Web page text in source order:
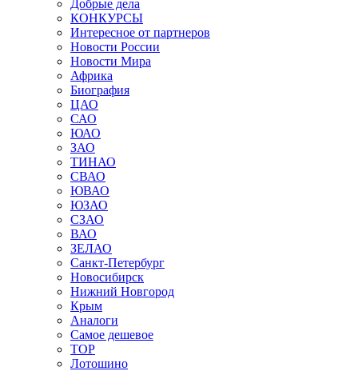
Добрые дела
КОНКУРСЫ
Интересное от партнеров
Новости России
Новости Мира
Африка
Биография
ЦАО
САО
ЮАО
ЗАО
ТИНАО
СВАО
ЮВАО
ЮЗАО
СЗАО
ВАО
ЗЕЛАО
Санкт-Петербург
Новосибирск
Нижний Новгород
Крым
Аналоги
Самое дешевое
TOP
Лотошино